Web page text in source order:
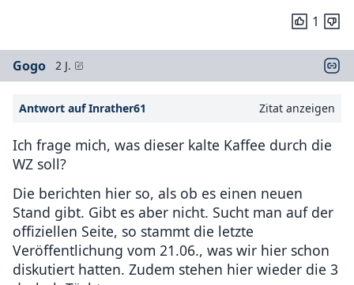
1
Gogo 2 J.
Antwort auf Inrather61 Zitat anzeigen
Ich frage mich, was dieser kalte Kaffee durch die
WZ soll?
Die berichten hier so, als ob es einen neuen
Stand gibt. Gibt es aber nicht. Sucht man auf der
offiziellen Seite, so stammt die letzte
Veröffentlichung vom 21.06., was wir hier schon
diskutiert hatten. Zudem stehen hier wieder die 3